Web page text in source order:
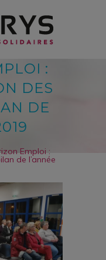
:
DES
DE
Emploi :
de l’année